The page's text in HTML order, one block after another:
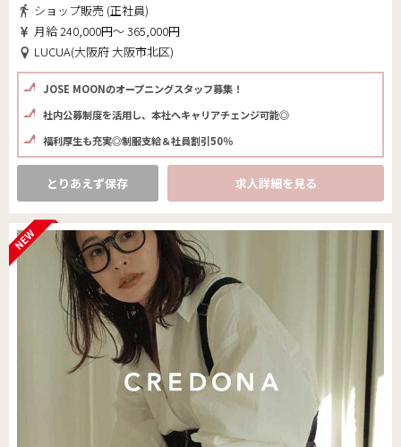
ショップ販売 (正社員)
月給 240,000円～ 365,000円
LUCUA(大阪府 大阪市北区)
JOSE MOONのオープニングスタッフ募集！
社内公募制度を活用し、本社へキャリアチェンジ可能◎
福利厚生も充実◎制服支給＆社員割引50％
とりあえず保存 求人詳細を見る